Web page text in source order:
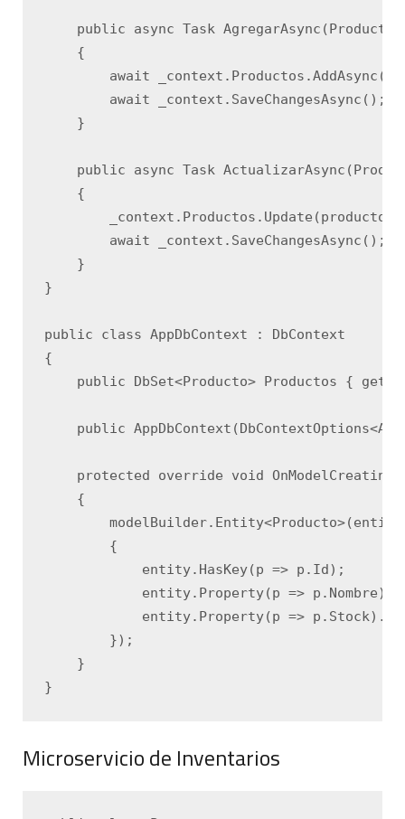
public async Task AgregarAsync(Producto
    {
await
        await _context.SaveChangesAsync();
    }
public async Task
    {
        _context.Productos.Update(producto);
        await _context.SaveChangesAsync();
    }
}
public class AppDbContext : DbContext
{
public DbSet<Producto> Productos { get;
public
protected override void
    {
        {
            entity.HasKey(p => p.Id);
entity.Property(p =>
entity.Property(p =>
        });
    }
Microservicio de Inventarios